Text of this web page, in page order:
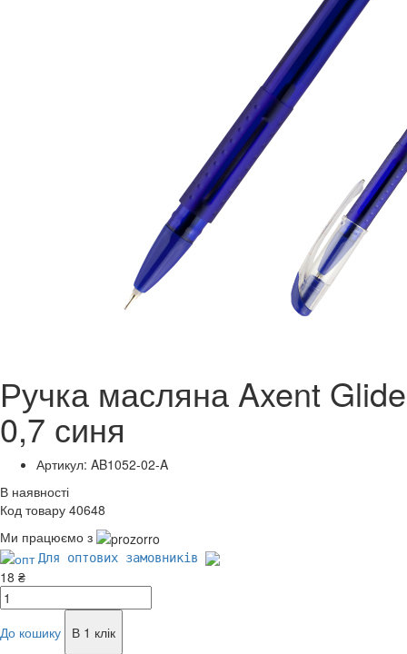
Ручка масляна Axent Glide
0,7 синя
Артикул: AB1052-02-A
В наявності
Код товару 40648
Ми працюємо з
Для оптових замовників
18 ₴
До кошику
В 1 клік